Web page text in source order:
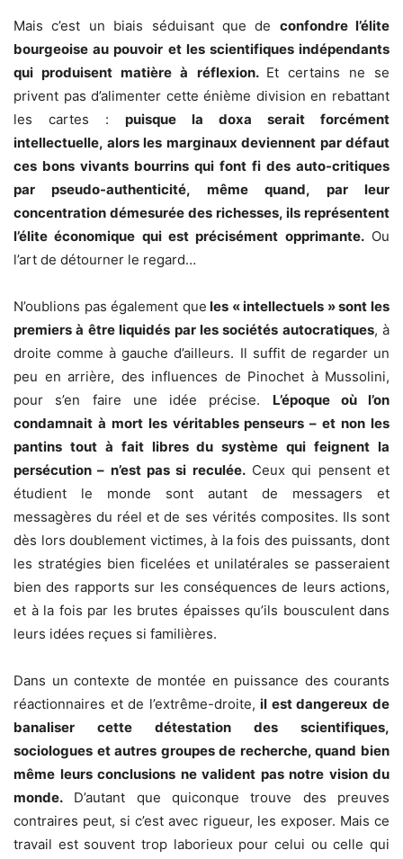
Mais c’est un biais séduisant que de confondre l’élite
bourgeoise au pouvoir et les scientifiques indépendants
qui produisent matière à réflexion. Et certains ne se
privent pas d’alimenter cette énième division en rebattant
les cartes : puisque la doxa serait forcément
intellectuelle, alors les marginaux deviennent par défaut
ces bons vivants bourrins qui font fi des auto-critiques
par pseudo-authenticité, même quand, par leur
concentration démesurée des richesses, ils représentent
l’élite économique qui est précisément opprimante.Ou
l’art de détourner le regard…
N’oublions pas également que les « intellectuels » sont les
premiers à être liquidés par les sociétés autocratiques, à
droite comme à gauche d’ailleurs. Il suffit de regarder un
peu en arrière, des influences de Pinochet à Mussolini,
pour s’en faire une idée précise. L’époque où l’on
condamnait à mort les véritables penseurs – et non les
pantins tout à fait libres du système qui feignent la
persécution – n’est pas si reculée.Ceux qui pensent et
étudient le monde sont autant de messagers et
messagères du réel et de ses vérités composites. Ils sont
dès lors doublement victimes, à la fois des puissants, dont
les stratégies bien ficelées et unilatérales se passeraient
bien des rapports sur les conséquences de leurs actions,
et à la fois par les brutes épaisses qu’ils bousculent dans
leurs idées reçues si familières.
Dans un contexte de montée en puissance des courants
réactionnaires et de l’extrême-droite,il est dangereux de
banaliser cette détestation des scientifiques,
sociologues et autres groupes de recherche, quand bien
même leurs conclusions ne valident pas notre vision du
monde. D’autant que quiconque trouve des preuves
contraires peut, si c’est avec rigueur, les exposer. Mais ce
travail est souvent trop laborieux pour celui ou celle qui